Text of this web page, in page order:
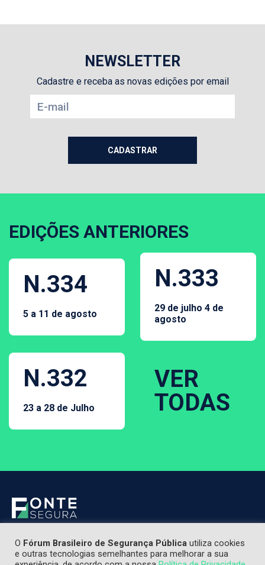
NEWSLETTER
Cadastre e receba as novas edições por email
EDIÇÕES ANTERIORES
N.334
5 a 11 de agosto
N.333
29 de julho 4 de
agosto
N.332
23 a 28 de Julho
VER
TODAS
O Fórum Brasileiro de Segurança Pública utiliza cookies
e outras tecnologias semelhantes para melhorar a sua